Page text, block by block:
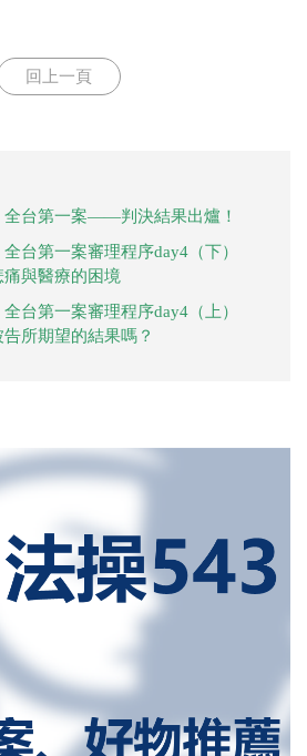
回上一頁
全台第一案——判決結果出爐！
全台第一案審理程序day4（下）
與醫療的困境
全台第一案審理程序day4（上）
所期望的結果嗎？